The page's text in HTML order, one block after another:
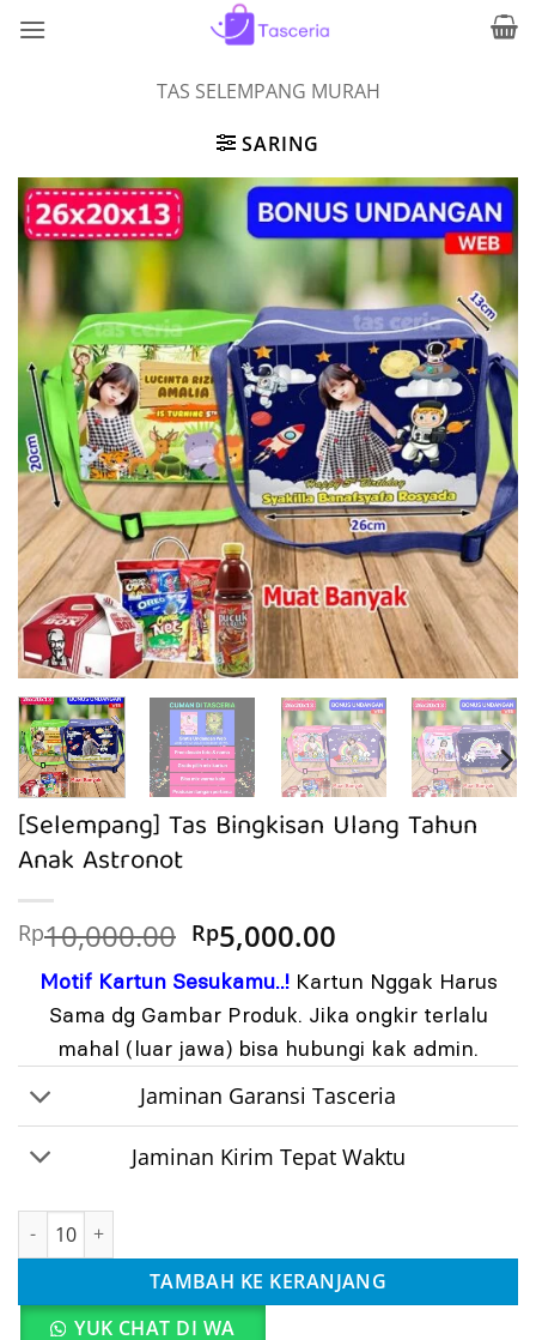
TAS SELEMPANG MURAH
SARING
[Selempang] Tas Bingkisan Ulang Tahun
Anak Astronot
Rp10,000.00 Harga
aslinya
adalah:
Rp10,000.00.
Rp5,000.00
ini
adalah:
Rp5,000.00.
Motif Kartun Sesukamu..!Kartun Nggak Harus
Sama dg Gambar Produk. Jika ongkir terlalu
mahal (luar jawa) bisa hubungi kak admin.
Jaminan Garansi Tasceria
Jaminan Kirim Tepat Waktu
Kuantitas [Selempang] Tas Bingkisan Ulang Tahun Anak
TAMBAH KE KERANJANG
YUK CHAT DI WA